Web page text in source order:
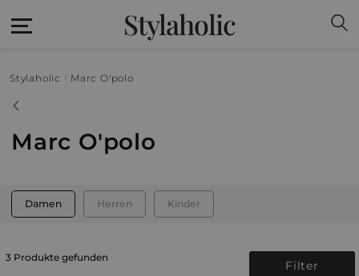
Stylaholic
Stylaholic Marc O'polo
Marc O'polo
Damen Herren Kinder
3 Produkte gefunden
Filter